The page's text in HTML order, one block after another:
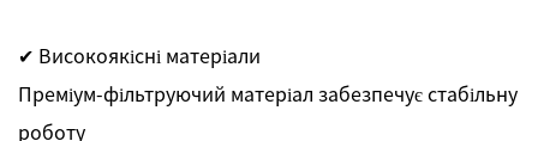
✔ Високоякісні матеріали
Преміум-фільтруючий матеріал забезпечує стабільну
роботу